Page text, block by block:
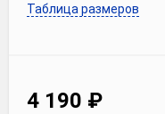
Таблица размеров
4 190 ₽